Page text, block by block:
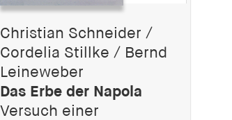
Christian Schneider /
Cordelia Stillke / Bernd
Leineweber
Das Erbe der Napola
Versuch einer